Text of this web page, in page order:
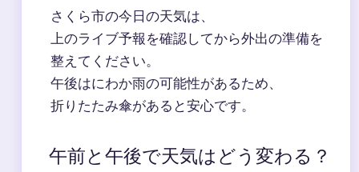
さくら市の今日の天気は、
上のライブ予報を確認してから外出の準備を
整えてください。
午後はにわか雨の可能性があるため、
折りたたみ傘があると安心です。
午前と午後で天気はどう変わる？